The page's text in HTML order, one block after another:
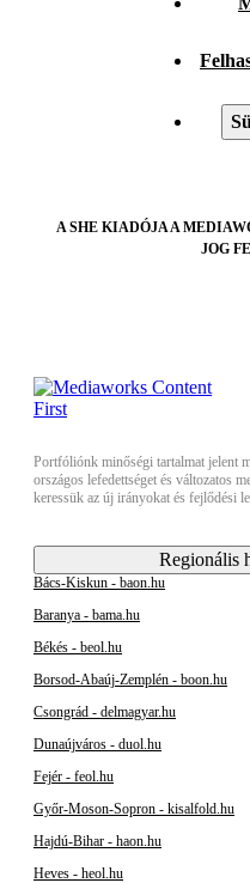
A SHE KIADÓJA A
JOG
Portfóliónk minőségi tartalmat jelent
országos lefedettséget és változatos
keressük az új irányokat és fejlődési
Regionális
Bács-Kiskun - baon.hu
Baranya - bama.hu
Békés - beol.hu
Borsod-Abaúj-Zemplén - boon.hu
Csongrád - delmagyar.hu
Dunaújváros - duol.hu
Fejér - feol.hu
Győr-Moson-Sopron - kisalfold.hu
Hajdú-Bihar - haon.hu
Heves - heol.hu